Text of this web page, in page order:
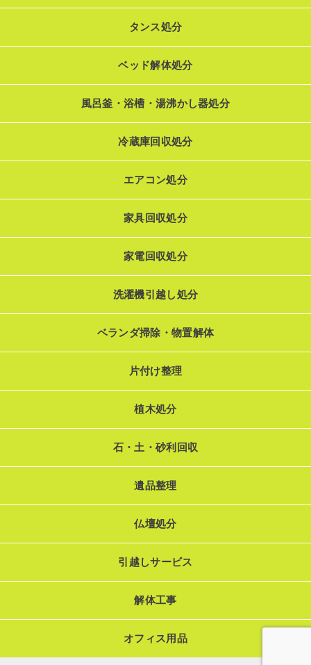
タンス処分
ベッド解体処分
風呂釜・浴槽・湯沸かし器処分
冷蔵庫回収処分
エアコン処分
家具回収処分
家電回収処分
洗濯機引越し処分
ベランダ掃除・物置解体
片付け整理
植木処分
石・土・砂利回収
遺品整理
仏壇処分
引越しサービス
解体工事
オフィス用品